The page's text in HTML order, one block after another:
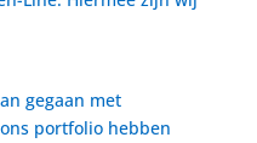
gegaan met
portfolio hebben